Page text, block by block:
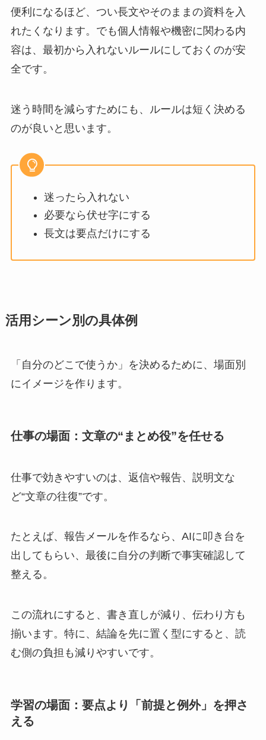
便利になるほど、つい長文やそのままの資料を入
れたくなります。でも個人情報や機密に関わる内
容は、最初から入れないルールにしておくのが安
全です。
迷う時間を減らすためにも、ルールは短く決める
のが良いと思います。
迷ったら入れない
必要なら伏せ字にする
長文は要点だけにする
活用シーン別の具体例
「自分のどこで使うか」を決めるために、場面別
にイメージを作ります。
仕事の場面：文章の“まとめ役”を任せる
仕事で効きやすいのは、返信や報告、説明文な
ど“文章の往復”です。
たとえば、報告メールを作るなら、AIに叩き台を
出してもらい、最後に自分の判断で事実確認して
整える。
この流れにすると、書き直しが減り、伝わり方も
揃います。特に、結論を先に置く型にすると、読
む側の負担も減りやすいです。
学習の場面：要点より「前提と例外」を押さ
える